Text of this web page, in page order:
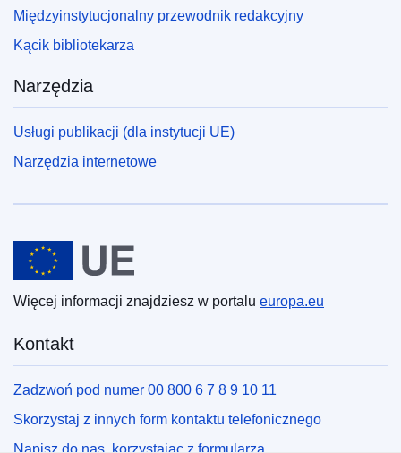
Międzyinstytucjonalny przewodnik redakcyjny
Kącik bibliotekarza
Narzędzia
Usługi publikacji (dla instytucji UE)
Narzędzia internetowe
Unia Europejska
Więcej informacji znajdziesz w portalu europa.eu
Kontakt
Zadzwoń pod numer 00 800 6 7 8 9 10 11
Skorzystaj z innych form kontaktu telefonicznego
Napisz do nas, korzystając z formularza